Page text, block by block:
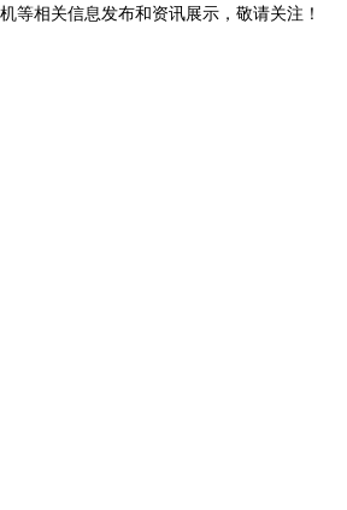
等相关信息发布和资讯展示，敬请关注！